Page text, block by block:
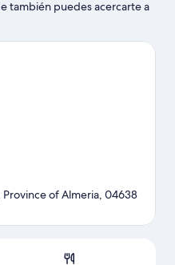
también puedes acercarte a
Adventure Mojácar y Karting
Province of Almeria, 04638